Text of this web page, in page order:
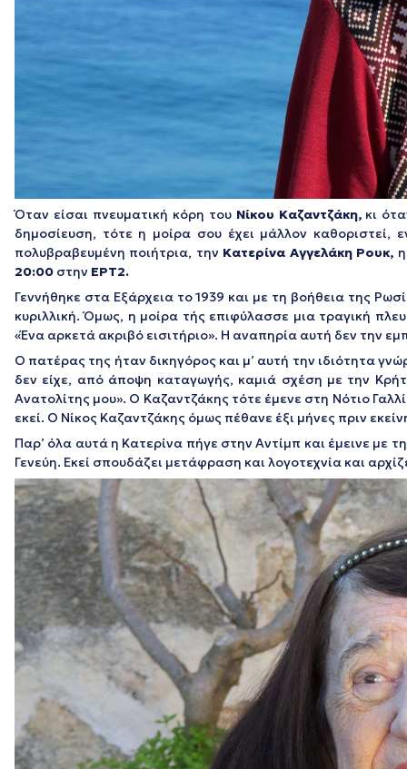
Όταν είσαι πνευματική κόρη του Νίκου Καζαντζάκη,κι
δημοσίευση, τότε η μοίρα σου έχει μάλλον
πολυβραβευμένη ποιήτρια, την Κατερίνα Αγγελάκη Ρουκ,
20:00 στην ΕΡΤ2.
Γεννήθηκε στα Εξάρχεια το 1939 και με τη βοήθεια της
κυριλλική. Όμως, η μοίρα τής επιφύλασσε μια τραγική
«Ένα αρκετά ακριβό εισιτήριο». Η αναπηρία αυτή δεν την
Ο πατέρας της ήταν δικηγόρος και μ’ αυτή την ιδιότητα
δεν είχε, από άποψη καταγωγής, καμιά σχέση με την
Ανατολίτης μου». Ο Καζαντζάκης τότε έμενε στη Νότιο
εκεί. Ο Νίκος Καζαντζάκης όμως πέθανε έξι μήνες πριν
Παρ’ όλα αυτά η Κατερίνα πήγε στην Αντίμπ και έμεινε με
Γενεύη. Εκεί σπουδάζει μετάφραση και λογοτεχνία και